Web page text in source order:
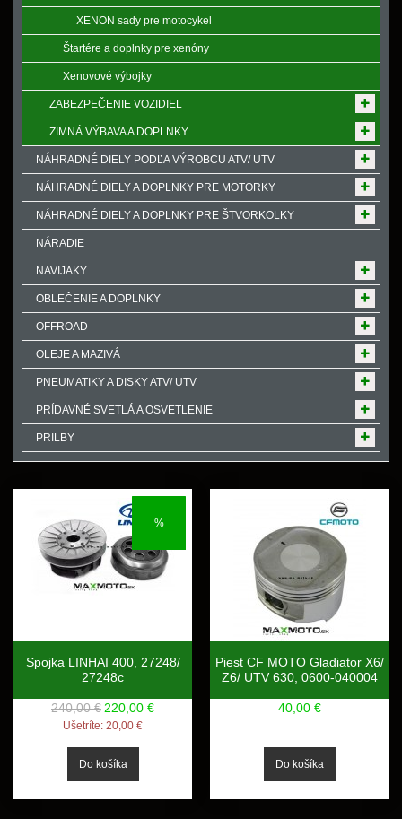
XENON sady pre motocykel
Štartére a doplnky pre xenóny
Xenovové výbojky
ZABEZPEČENIE VOZIDIEL
ZIMNÁ VÝBAVA A DOPLNKY
NÁHRADNÉ DIELY PODĽA VÝROBCU ATV/ UTV
NÁHRADNÉ DIELY A DOPLNKY PRE MOTORKY
NÁHRADNÉ DIELY A DOPLNKY PRE ŠTVORKOLKY
NÁRADIE
NAVIJAKY
OBLEČENIE A DOPLNKY
OFFROAD
OLEJE A MAZIVÁ
PNEUMATIKY A DISKY ATV/ UTV
PRÍDAVNÉ SVETLÁ A OSVETLENIE
PRILBY
%
Spojka LINHAI 400, 27248/
27248c
240,00 € 220,00 €
Ušetríte: 20,00 €
Piest CF MOTO Gladiator X6/
Z6/ UTV 630, 0600-040004
40,00 €